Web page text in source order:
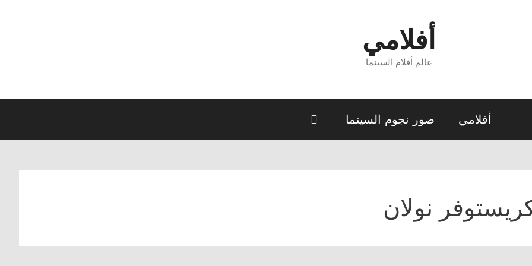
أفلامي
عالم أفلام السينما
أفلامي صور نجوم السينما
نولان